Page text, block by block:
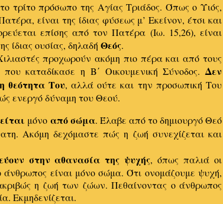
το τρίτο πρόσωπο της Αγίας Τριάδος. Όπως ο Υιός,
είναι της ίδιας φύσεως μ’ Εκείνον, έτσι και
επίσης από τον Πατέρα (Ιω. 15,26), είναι
ίδιας ουσίας, δηλαδή Θεός.
προχωρούν ακόμη πιο πέρα και από τους
καταδίκασε η Β΄ Οικουμενική Σύνοδος. Δεν
θεότητα Του, αλλά ούτε και την προσωπική Του
ενεργό δύναμη του Θεού.
μόνο από σώμα. Έλαβε από το δημιουργό Θεό
Ακόμη δεχόμαστε πώς η ζωή συνεχίζεται και
στην αθανασία της ψυχής, όπως παλιά οι
άνθρωπος είναι μόνο σώμα. Ότι ονομάζουμε ψυχή,
η ζωή των ζώων. Πεθαίνοντας ο άνθρωπος
Εκμηδενίζεται.